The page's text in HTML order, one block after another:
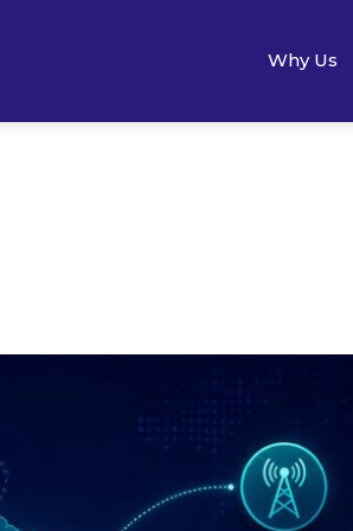
Why Us